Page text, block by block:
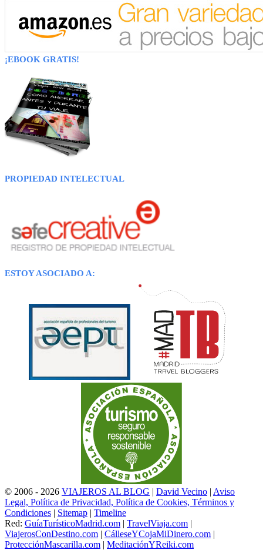
¡EBOOK GRATIS!
PROPIEDAD INTELECTUAL
ESTOY ASOCIADO A:
© 2006 - 2026 VIAJEROS AL BLOG | David Vecino | Aviso
Legal, Política de Privacidad, Política de Cookies, Términos y
Condiciones | Sitemap | Timeline
Red: GuíaTurísticoMadrid.com | TravelViaja.com |
ViajerosConDestino.com | CálleseYCojaMiDinero.com |
ProtecciónMascarilla.com | MeditaciónYReiki.com